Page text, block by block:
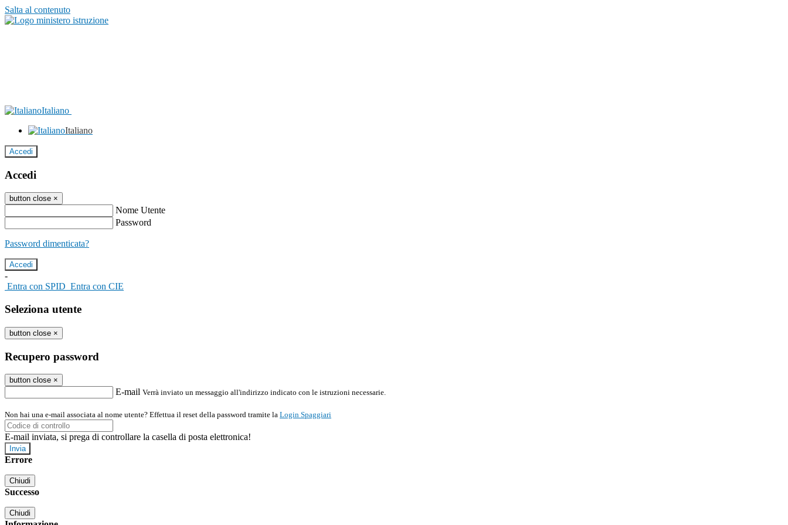
Salta al contenuto
Italiano
Italiano
Accedi
Accedi
button close ×
Nome Utente
Password
Password dimenticata?
-
Entra con SPID Entra con CIE
Seleziona utente
button close ×
Recupero password
button close ×
E-mail Verrà inviato un messaggio all'indirizzo indicato con le istruzioni necessarie.
Non hai una e-mail associata al nome utente? Effettua il reset della password tramite la Login Spaggiari
E-mail inviata, si prega di controllare la casella di posta elettronica!
Errore
Chiudi
Successo
Chiudi